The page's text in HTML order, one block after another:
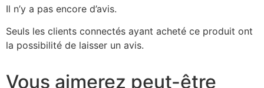
Il n’y a pas encore d’avis.
Seuls les clients connectés ayant acheté ce produit ont
la possibilité de laisser un avis.
Vous aimerez peut-être